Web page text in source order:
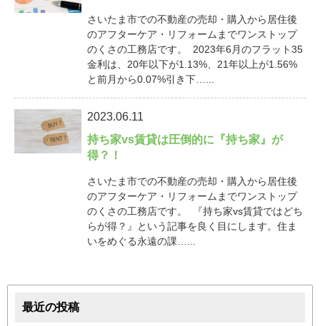
さいたま市での不動産の売却・購入から居住後
のアフターケア・リフォームまでワンストップ
のくさの工務店です。 2023年6月のフラット35
金利は、20年以下が1.13%、21年以上が1.56%
と前月から0.07%引き下…...
2023.06.11
持ち家vs賃貸は圧倒的に『持ち家』が
得？！
さいたま市での不動産の売却・購入から居住後
のアフターケア・リフォームまでワンストップ
のくさの工務店です。 『持ち家vs賃貸ではどち
らが得？』という記事を良く目にします。住ま
いをめぐる永遠の課…...
最近の投稿